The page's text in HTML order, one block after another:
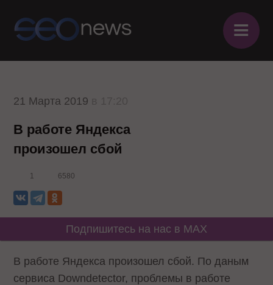
≡
21 Марта 2019
В работе Яндекса
произошел сбой
1 6580
Подпишитесь на нас в MAX
В работе Яндекса произошел сбой. По даным
сервиса Downdetector, проблемы в работе